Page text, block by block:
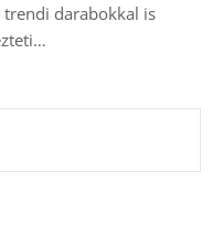
darabokkal is